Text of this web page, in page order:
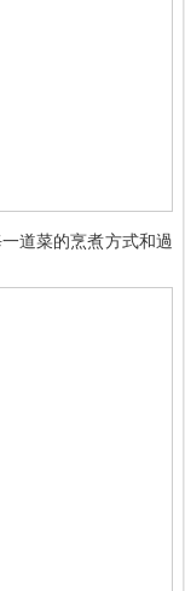
道菜的烹煮方式和過